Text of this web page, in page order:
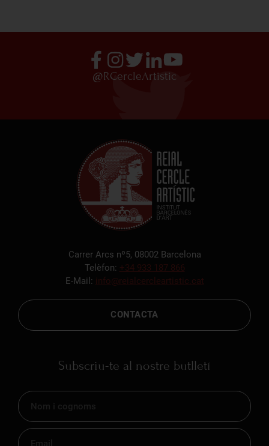
@RCercleArtistic
Carrer Arcs nº5, 08002 Barcelona
Telèfon: +34 933 187 866
E-Mail: info@reialcercleartistic.cat
CONTACTA
Subscriu-te al nostre butlletí